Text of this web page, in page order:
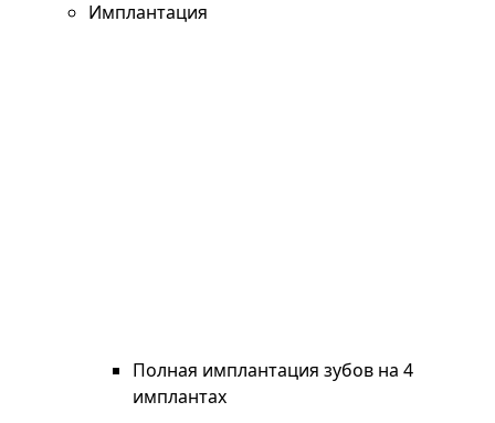
Имплантация
Полная имплантация зубов на 4
имплантах